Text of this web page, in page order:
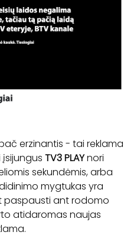
erzinantis - tai reklama
TV3 PLAYnori
sekundėmis, arba
mygtukas yra
ant rodomo
atidaromas naujas